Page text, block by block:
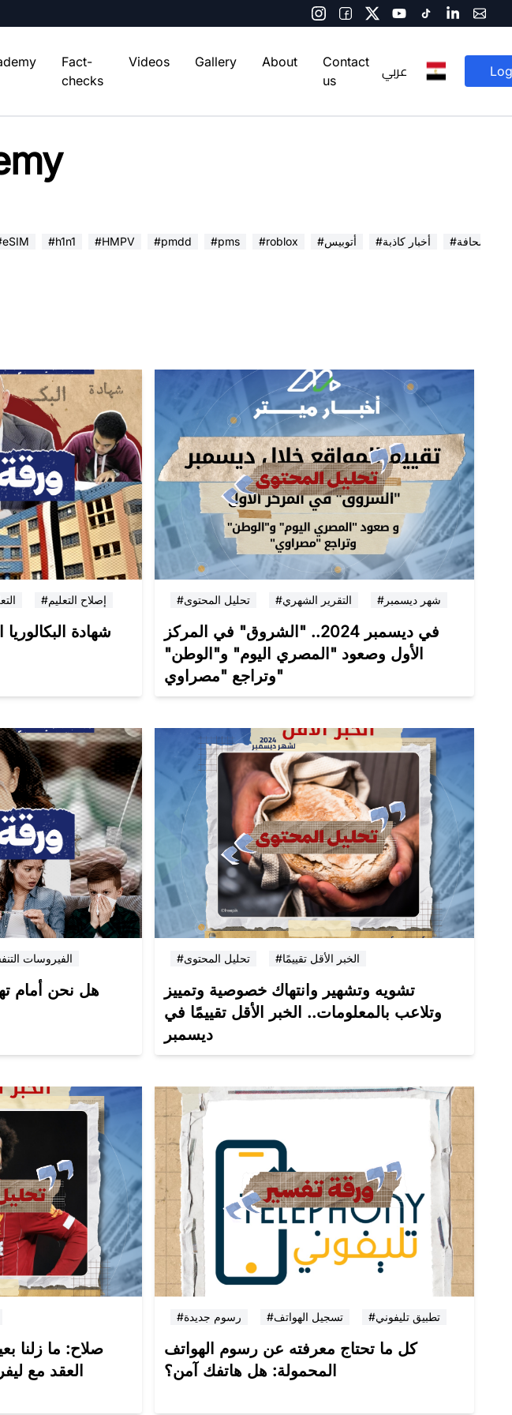
Fact-
checks
Videos Gallery About
Contact
us
عربي
#h1n1 #HMPV #pmdd #pms #roblox #أتوبيس #أخبار كاذبة في الصحافة
#إصلاح التعليم
شهادة
#تحليل المحتوى #التقرير الشهري #شهر ديسمبر
في ديسمبر 2024.. "الشروق" في المركز
الأول وصعود "المصري اليوم" و"الوطن"
وتراجع "مصراوي"
#الفيروسات #تحليل المحتوى #الخبر الأقل تقييمًا
تشويه وتشهير وانتهاك خصوصية وتمييز
وتلاعب بالمعلومات.. الخبر الأقل تقييمًا في
ديسمبر
العقد مع
#رسوم جديدة #تسجيل الهواتف #تطبيق تليفوني
كل ما تحتاج معرفته عن رسوم الهواتف
المحمولة: هل هاتفك آمن؟